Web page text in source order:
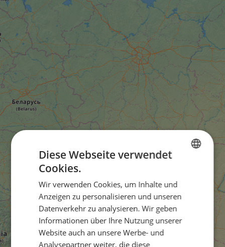
FRENCH
Diese Webseite verwendet
Cookies.
Wir verwenden Cookies, um Inhalte und
Anzeigen zu personalisieren und unseren
Datenverkehr zu analysieren. Wir geben
Informationen über Ihre Nutzung unserer
Website auch an unsere Werbe- und
Analysepartner weiter, die diese